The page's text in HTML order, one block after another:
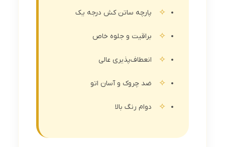
پارچه ساتن کش درجه یک
براقیت و جلوه خاص
انعطاف‌پذیری عالی
ضد چروک و آسان اتو
دوام رنگ بالا